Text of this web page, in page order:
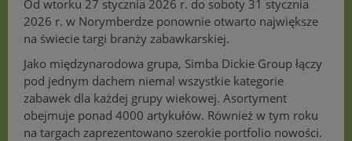
Od wtorku 27 stycznia 2026 r. do soboty 31 stycznia
2026 r. w Norymberdze ponownie otwarto największe
na świecie targi branży zabawkarskiej.
Jako międzynarodowa grupa, Simba Dickie Group łączy
pod jednym dachem niemal wszystkie kategorie
zabawek dla każdej grupy wiekowej. Asortyment
obejmuje ponad 4000 artykułów. Również w tym roku
na targach zaprezentowano szerokie portfolio nowości.